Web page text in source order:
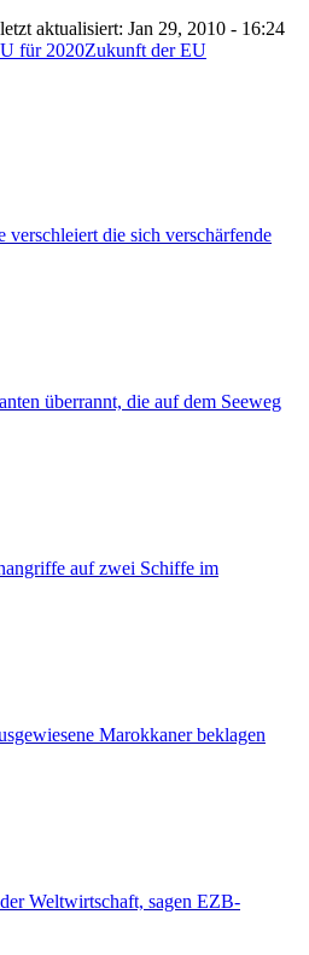
aktualisiert: Jan 29, 2010 - 16:24
für 2020Zukunft der EU
verschleiert die sich verschärfende
überrannt, die auf dem Seeweg
auf zwei Schiffe im
Marokkaner beklagen
Weltwirtschaft, sagen EZB-